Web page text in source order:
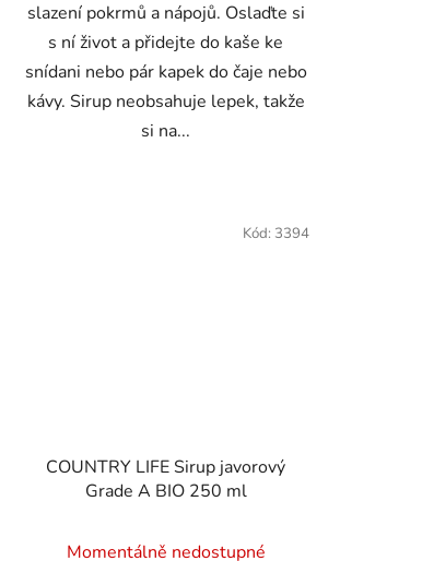
slazení pokrmů a nápojů. Oslaďte si
s ní život a přidejte do kaše ke
snídani nebo pár kapek do čaje nebo
kávy. Sirup neobsahuje lepek, takže
si na...
COUNTRY LIFE Sirup javorový
Grade A BIO 250 ml
Momentálně nedostupné
Kód: 3394